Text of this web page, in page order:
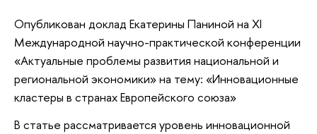
Опубликован доклад Екатерины Паниной на XI
Международной научно-практической конференции
«Актуальные проблемы развития национальной и
региональной экономики» на тему: «Инновационные
кластеры в странах Европейского союза»
В статье рассматривается уровень инновационной